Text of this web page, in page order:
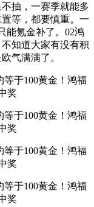
抽，一赛季就能多
等，都要慎重。一
能氪金补了。02鸿
知道大家有没有积
气满满了。